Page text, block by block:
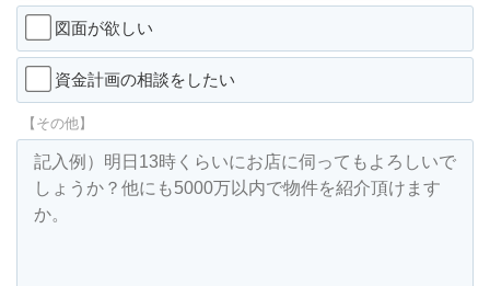
図面が欲しい
資金計画の相談をしたい
【その他】